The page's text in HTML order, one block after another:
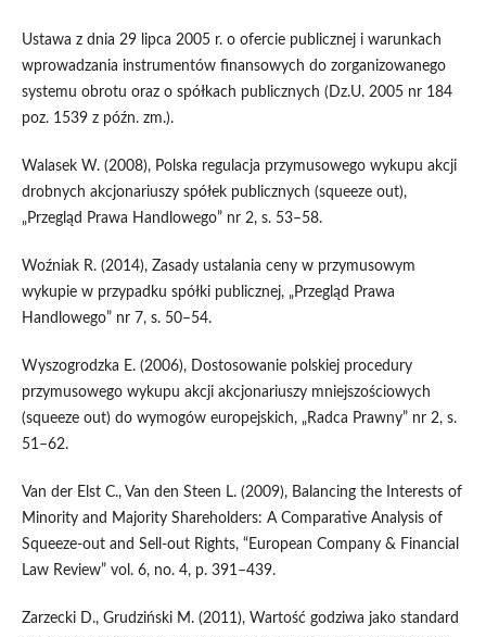
Ustawa z dnia 29 lipca 2005 r. o ofercie publicznej i warunkach
wprowadzania instrumentów finan­sowych do zorganizowanego
systemu obrotu oraz o spółkach publicznych (Dz.U. 2005 nr 184
poz. 1539 z późn. zm.).
Walasek W. (2008), Polska regulacja przymusowego wykupu akcji
drobnych akcjonariuszy spółek publicznych (squeeze out),
„Przegląd Prawa Handlowego” nr 2, s. 53–58.
Woźniak R. (2014), Zasady ustalania ceny w przymusowym
wykupie w przypadku spółki publicznej, „Przegląd Prawa
Handlowego” nr 7, s. 50–54.
Wyszogrodzka E. (2006), Dostosowanie polskiej procedury
przymusowego wykupu akcji akcjo­nariuszy mniejszościowych
(squeeze out) do wymogów europejskich, „Radca Prawny” nr 2, s.
51–62.
Van der Elst C., Van den Steen L. (2009), Balancing the Interests of
Minority and Majority Share­holders: A Comparative Analysis of
Squeeze-out and Sell-out Rights, “European Company & Financial
Law Review” vol. 6, no. 4, p. 391–439.
Zarzecki D., Grudziński M. (2011), Wartość godziwa jako standard